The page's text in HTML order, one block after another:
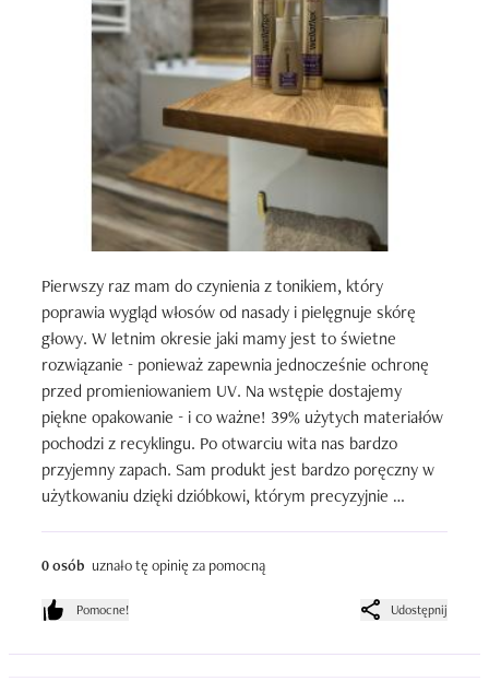
Pierwszy raz mam do czynienia z tonikiem, który
poprawia wygląd włosów od nasady i pielęgnuje skórę
głowy. W letnim okresie jaki mamy jest to świetne
rozwiązanie - ponieważ zapewnia jednocześnie ochronę
przed promieniowaniem UV. Na wstępie dostajemy
piękne opakowanie - i co ważne! 39% użytych materiałów
pochodzi z recyklingu. Po otwarciu wita nas bardzo
przyjemny zapach. Sam produkt jest bardzo poręczny w
użytkowaniu dzięki dzióbkowi, którym precyzyjnie
będę zabierała na każde słoneczne wakacje. Włosy dzięki
niemu są uniesione od nasady przez co optycznie
zwiększa się ich objętość. I przy temperaturach
opiewających ponad 30 stopni Celsjusza - gdy skóra się
0 osób uznało tę opinię za pomocną
Pomocne! Udostępnij